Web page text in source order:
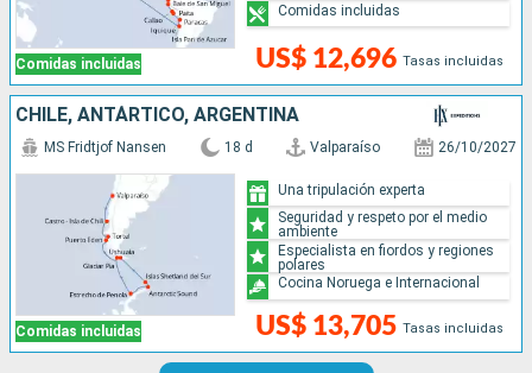
Comidas incluidas US$ 12,696 Tasas incluidas
Comidas incluidas
CHILE, ANTÁRTICO, ARGENTINA
Comidas incluidas
MS Fridtjof Nansen 18 d Valparaíso 26/10/2027
US$ 13,705 Tasas incluidas
Una tripulación experta
Seguridad y respeto por el medio
ambiente
Especialista en fiordos y regiones
polares
Cocina Noruega e Internacional